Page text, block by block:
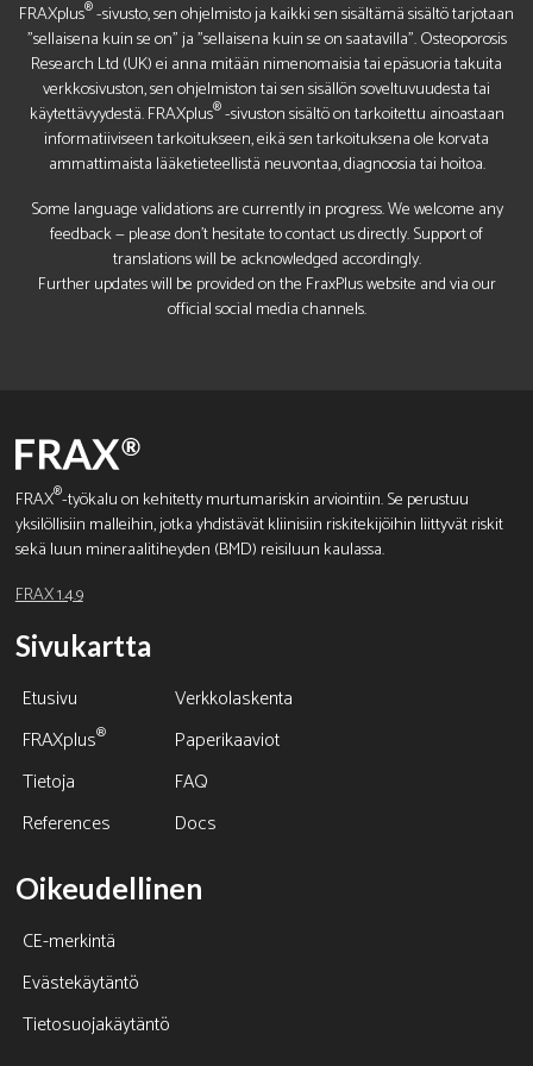
FRAXplus®-sivusto, sen ohjelmisto ja kaikki sen sisältämä sisältö tarjotaan
"sellaisena kuin se on" ja "sellaisena kuin se on saatavilla". Osteoporosis
Research Ltd (UK) ei anna mitään nimenomaisia tai epäsuoria takuita
verkkosivuston, sen ohjelmiston tai sen sisällön soveltuvuudesta tai
käytettävyydestä. FRAXplus®-sivuston sisältö on tarkoitettu ainoastaan
informatiiviseen tarkoitukseen, eikä sen tarkoituksena ole korvata
ammattimaista lääketieteellistä neuvontaa, diagnoosia tai hoitoa.
Some language validations are currently in progress. We welcome any
feedback — please don’t hesitate to contact us directly. Support of
translations will be acknowledged accordingly.
Further updates will be provided on the FraxPlus website and via our
official social media channels.
FRAX®-työkalu on kehitetty murtumariskin arviointiin. Se perustuu
yksilöllisiin malleihin, jotka yhdistävät kliinisiin riskitekijöihin liittyvät riskit
sekä luun mineraalitiheyden (BMD) reisiluun kaulassa.
FRAX 1.4.9
Sivukartta
Etusivu
Verkkolaskenta
FRAXplus®
Paperikaaviot
Tietoja
FAQ
References
Docs
Oikeudellinen
CE-merkintä
Evästekäytäntö
Tietosuojakäytäntö